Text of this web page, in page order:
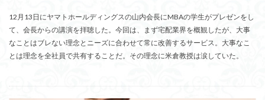
12月13日にヤマトホールディングスの山内会長にMBAの学生がプレゼンをし
て、会長からの講演を拝聴した。今回は、まず宅配業界を概観したが、大事
なことはブレない理念とニーズに合わせて常に改善するサービス。大事なこ
とは理念を全社員で共有することだ。その理念に米倉教授は涙していた。